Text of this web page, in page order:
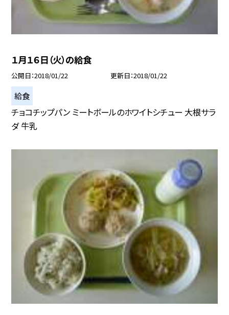
１月１６日（火）の給食
公開日 2018/01/22 更新日 2018/01/22
給食
チョコチップパン ミートボールのホワイトシチュー 大根サラ
ダ 牛乳